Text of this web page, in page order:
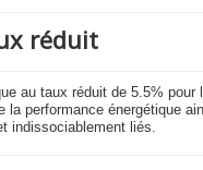
réduit
au taux réduit de 5.5% pour
la performance énergétique
indissociablement liés.